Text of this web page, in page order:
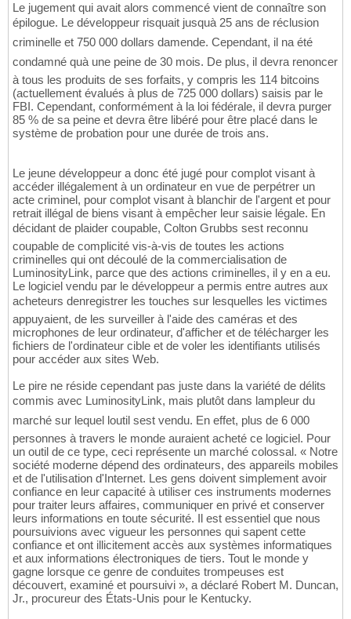
Le jugement qui avait alors commencé vient de connaître son
épilogue. Le développeur risquait jusquà 25 ans de réclusion
criminelle et 750 000 dollars damende. Cependant, il na été
condamné quà une peine de 30 mois. De plus, il devra renoncer
à tous les produits de ses forfaits, y compris les 114 bitcoins
(actuellement évalués à plus de 725 000 dollars) saisis par le
FBI. Cependant, conformément à la loi fédérale, il devra purger
85 % de sa peine et devra être libéré pour être placé dans le
système de probation pour une durée de trois ans.
Le jeune développeur a donc été jugé pour complot visant à
accéder illégalement à un ordinateur en vue de perpétrer un
acte criminel, pour complot visant à blanchir de l'argent et pour
retrait illégal de biens visant à empêcher leur saisie légale. En
décidant de plaider coupable, Colton Grubbs sest reconnu
coupable de complicité vis-à-vis de toutes les actions
criminelles qui ont découlé de la commercialisation de
LuminosityLink, parce que des actions criminelles, il y en a eu.
Le logiciel vendu par le développeur a permis entre autres aux
acheteurs denregistrer les touches sur lesquelles les victimes
appuyaient, de les surveiller à l'aide des caméras et des
microphones de leur ordinateur, d'afficher et de télécharger les
fichiers de l'ordinateur cible et de voler les identifiants utilisés
pour accéder aux sites Web.
Le pire ne réside cependant pas juste dans la variété de délits
commis avec LuminosityLink, mais plutôt dans lampleur du
marché sur lequel loutil sest vendu. En effet, plus de 6 000
personnes à travers le monde auraient acheté ce logiciel. Pour
un outil de ce type, ceci représente un marché colossal. « Notre
société moderne dépend des ordinateurs, des appareils mobiles
et de l'utilisation d'Internet. Les gens doivent simplement avoir
confiance en leur capacité à utiliser ces instruments modernes
pour traiter leurs affaires, communiquer en privé et conserver
leurs informations en toute sécurité. Il est essentiel que nous
poursuivions avec vigueur les personnes qui sapent cette
confiance et ont illicitement accès aux systèmes informatiques
et aux informations électroniques de tiers. Tout le monde y
gagne lorsque ce genre de conduites trompeuses est
découvert, examiné et poursuivi », a déclaré Robert M. Duncan,
Jr., procureur des États-Unis pour le Kentucky.